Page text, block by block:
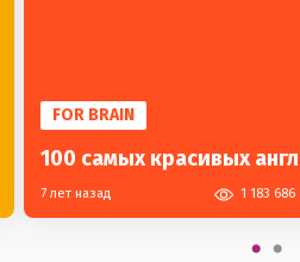
FOR BRAIN
100 самых красивых
7 лет назад 1 183 686